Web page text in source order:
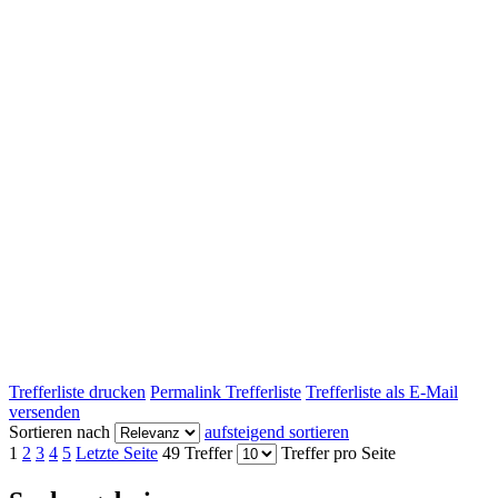
Trefferliste drucken Permalink Trefferliste Trefferliste als E-Mail
versenden
Sortieren nach
aufsteigend sortieren
1 2 3 4 5 Letzte Seite 49 Treffer Treffer pro Seite